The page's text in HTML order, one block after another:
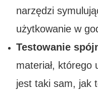
narzędzi
użytkowanie w
Testowanie
materiał, którego
jest taki sam, jak